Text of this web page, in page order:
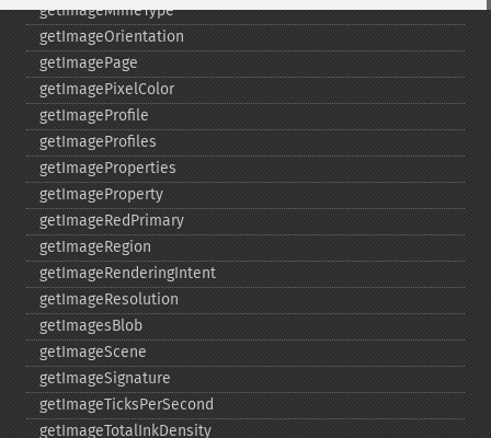
getImageMimeType
getImageOrientation
getImagePage
getImagePixelColor
getImageProfile
getImageProfiles
getImageProperties
getImageProperty
getImageRedPrimary
getImageRegion
getImageRenderingIntent
getImageResolution
getImagesBlob
getImageScene
getImageSignature
getImageTicksPerSecond
getImageTotalInkDensity